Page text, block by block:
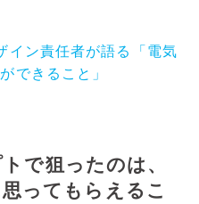
イン責任者が語る「電気
できること」
で狙ったのは、
ってもらえるこ